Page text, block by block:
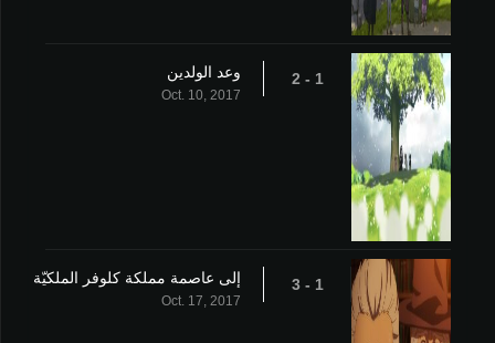
1 - 2 وعد الولدين
Oct. 10, 2017
1 - 3 إلى عاصمة مملكة كلوفر الملكيّة
Oct. 17, 2017